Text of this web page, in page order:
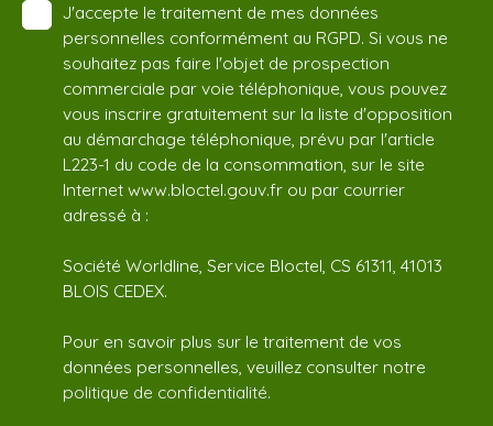
J'accepte le traitement de mes données
personnelles conformément au RGPD. Si vous ne
souhaitez pas faire l'objet de prospection
commerciale par voie téléphonique, vous pouvez
vous inscrire gratuitement sur la liste d'opposition
au démarchage téléphonique, prévu par l'article
L223-1 du code de la consommation, sur le site
Internet www.bloctel.gouv.fr ou par courrier
adressé à :
Société Worldline, Service Bloctel, CS 61311, 41013
BLOIS CEDEX.
Pour en savoir plus sur le traitement de vos
données personnelles, veuillez consulter notre
politique de confidentialité.